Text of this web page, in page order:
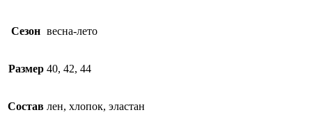
Сезон весна-лето
Размер 40, 42, 44
Состав лен, хлопок, эластан